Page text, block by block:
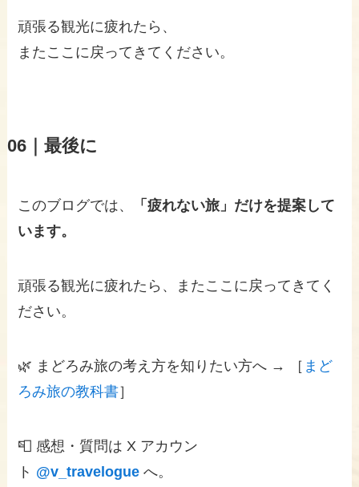
頑張る観光に疲れたら、
またここに戻ってきてください。
06｜ 最後に
このブログでは、
「疲れない旅」だけを提案して
います。
頑張る観光に疲れたら、またここに戻ってきてく
ださい。
🌿 まどろみ旅の考え方を知りたい方へ → ［ まど
ろみ旅の教科書］
📮 感想・質問は X アカウン
ト @v_travelogue へ。